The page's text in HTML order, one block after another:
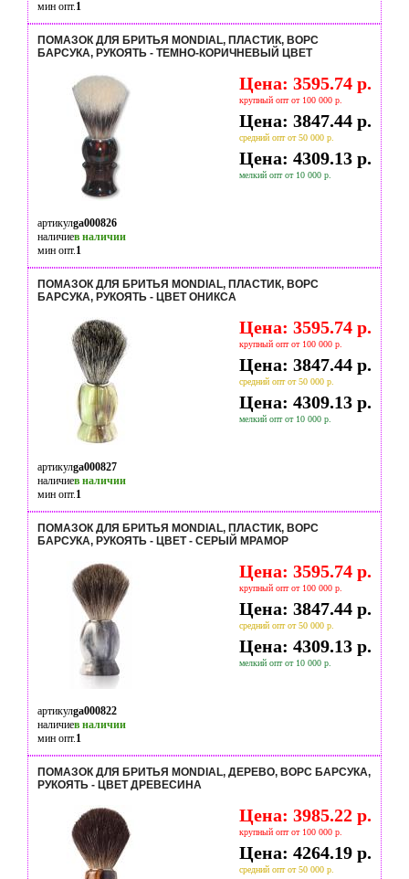
мин опт.1
ПОМАЗОК ДЛЯ БРИТЬЯ MONDIAL, ПЛАСТИК, ВОРС
БАРСУКА, РУКОЯТЬ - ТЕМНО-КОРИЧНЕВЫЙ ЦВЕТ
Цена: 3595.74 р.
крупный опт от 100 000 р.
Цена: 3847.44 р.
средний опт от 50 000 р.
Цена: 4309.13 р.
мелкий опт от 10 000 р.
артикулga000826
наличиев наличии
мин опт.1
ПОМАЗОК ДЛЯ БРИТЬЯ MONDIAL, ПЛАСТИК, ВОРС
БАРСУКА, РУКОЯТЬ - ЦВЕТ ОНИКСА
Цена: 3595.74 р.
крупный опт от 100 000 р.
Цена: 3847.44 р.
средний опт от 50 000 р.
Цена: 4309.13 р.
мелкий опт от 10 000 р.
артикулga000827
наличиев наличии
мин опт.1
ПОМАЗОК ДЛЯ БРИТЬЯ MONDIAL, ПЛАСТИК, ВОРС
БАРСУКА, РУКОЯТЬ - ЦВЕТ - СЕРЫЙ МРАМОР
Цена: 3595.74 р.
крупный опт от 100 000 р.
Цена: 3847.44 р.
средний опт от 50 000 р.
Цена: 4309.13 р.
мелкий опт от 10 000 р.
артикулga000822
наличиев наличии
мин опт.1
ПОМАЗОК ДЛЯ БРИТЬЯ MONDIAL, ДЕРЕВО, ВОРС БАРСУКА,
РУКОЯТЬ - ЦВЕТ ДРЕВЕСИНА
Цена: 3985.22 р.
крупный опт от 100 000 р.
Цена: 4264.19 р.
средний опт от 50 000 р.